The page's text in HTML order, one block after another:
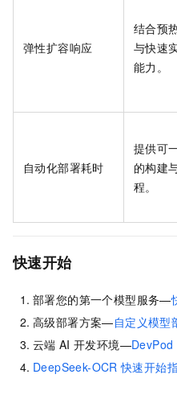
弹性扩容响应
结合预
与快速
能力。
自动化部署耗时
提供可
的构建
程。
快速开始
部署您的第一个模型服务—
高级部署方案—自定义模型
云端 AI 开发环境—DevPod
DeepSeek-OCR 快速开始